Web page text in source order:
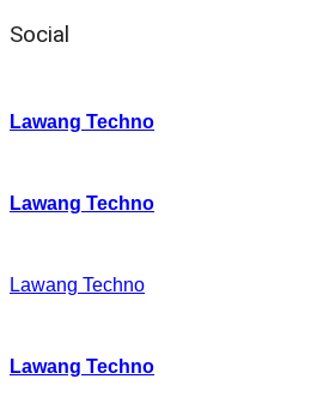
Social
Lawang Techno
Lawang Techno
Lawang Techno
Lawang Techno